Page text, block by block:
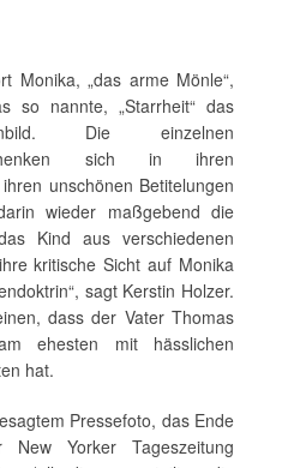
Monika, „das arme Mönle“,
so nannte, „Starrheit“ das
Die einzelnen
sich in ihren
unschönen Betitelungen
wieder maßgebend die
Kind aus verschiedenen
kritische Sicht auf Monika
sagt Kerstin Holzer.
dass der Vater Thomas
ehesten mit hässlichen
hat.
Pressefoto, das Ende
Yorker Tageszeitung